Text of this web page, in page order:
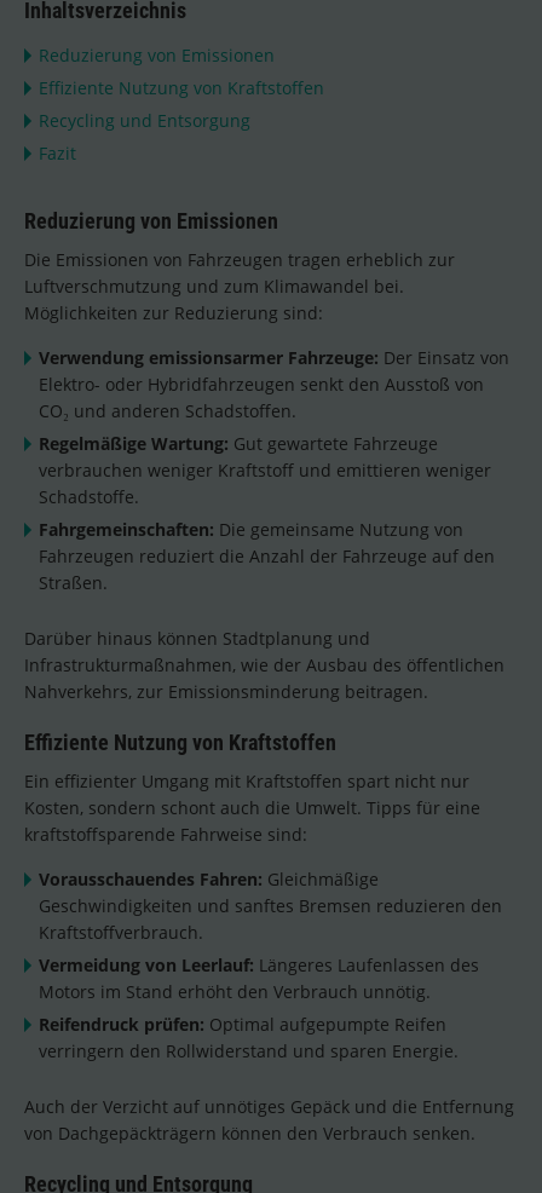
Inhaltsverzeichnis
Reduzierung von Emissionen
Effiziente Nutzung von Kraftstoffen
Recycling und Entsorgung
Fazit
Reduzierung von Emissionen
Die Emissionen von Fahrzeugen tragen erheblich zur
Luftverschmutzung und zum Klimawandel bei.
Möglichkeiten zur Reduzierung sind:
Verwendung emissionsarmer Fahrzeuge: Der Einsatz von
Elektro- oder Hybridfahrzeugen senkt den Ausstoß von
CO₂ und anderen Schadstoffen.
Regelmäßige Wartung: Gut gewartete Fahrzeuge
verbrauchen weniger Kraftstoff und emittieren weniger
Schadstoffe.
Fahrgemeinschaften: Die gemeinsame Nutzung von
Fahrzeugen reduziert die Anzahl der Fahrzeuge auf den
Straßen.
Darüber hinaus können Stadtplanung und
Infrastrukturmaßnahmen, wie der Ausbau des öffentlichen
Nahverkehrs, zur Emissionsminderung beitragen.
Effiziente Nutzung von Kraftstoffen
Ein effizienter Umgang mit Kraftstoffen spart nicht nur
Kosten, sondern schont auch die Umwelt. Tipps für eine
kraftstoffsparende Fahrweise sind:
Vorausschauendes Fahren: Gleichmäßige
Geschwindigkeiten und sanftes Bremsen reduzieren den
Kraftstoffverbrauch.
Vermeidung von Leerlauf: Längeres Laufenlassen des
Motors im Stand erhöht den Verbrauch unnötig.
Reifendruck prüfen: Optimal aufgepumpte Reifen
verringern den Rollwiderstand und sparen Energie.
Auch der Verzicht auf unnötiges Gepäck und die Entfernung
von Dachgepäckträgern können den Verbrauch senken.
Recycling und Entsorgung